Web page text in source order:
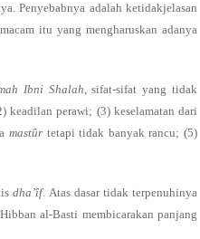
Penyebabnya adalah ketidakjelasan
itu yang mengharuskan adanya
Ibni Shalah, sifat-sifat yang tidak
keadilan perawi; (3) keselamatan dari
mastûr tetapi tidak banyak rancu; (5)
dha’îf. Atas dasar tidak terpenuhinya
al-Basti membicarakan panjang